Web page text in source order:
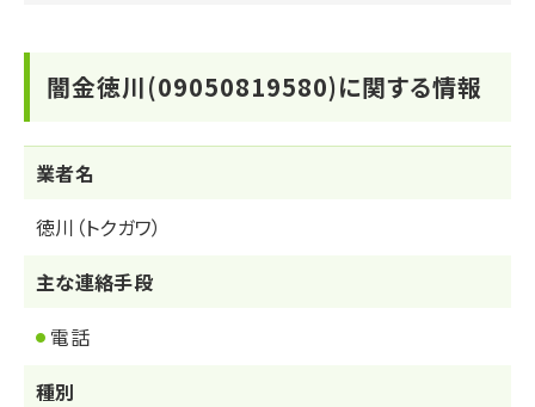
闇金徳川(09050819580)に関する情報
業者名
徳川（トクガワ）
主な連絡手段
電話
種別